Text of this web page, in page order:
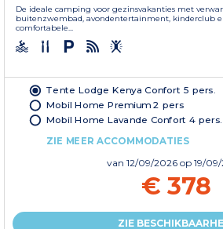
De ideale camping voor gezinsvakanties met
buitenzwembad, avondentertainment, kinderclub
comfortabele...
Tente Lodge Kenya Confort 5 pers.
Mobil Home Premium 2 pers
Mobil Home Lavande Confort 4 pers.
ZIE MEER ACCOMMODATIES
van 12/09/2026 op 19/
€ 378
ZIE